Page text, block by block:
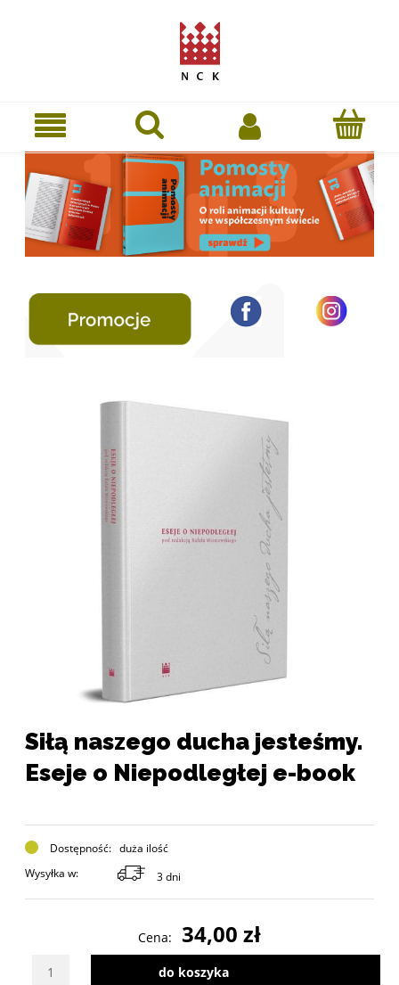
Strona produktu Siłą naszego ducha jesteśmy. Eseje
Galeria produktu
Siłą naszego ducha jesteśmy.
Eseje o Niepodległej e-book
Dostępność: duża ilość
Wysyłka w:
3 dni
Cena: 34,00 zł
Wybierz ilość sztuk produktu
do koszyka